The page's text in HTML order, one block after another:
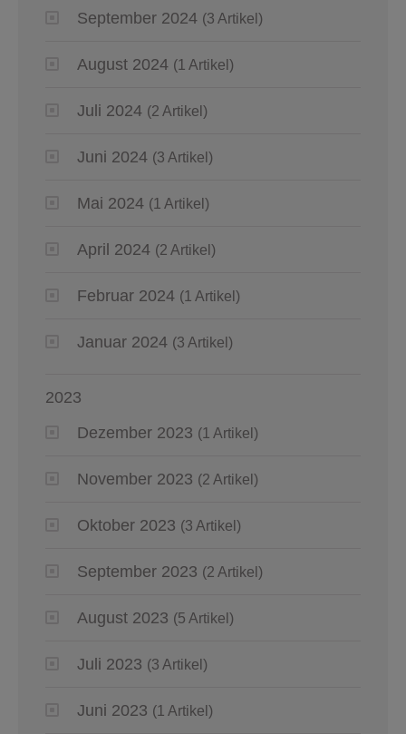
September 2024 (3 Artikel)
August 2024 (1 Artikel)
Juli 2024 (2 Artikel)
Juni 2024 (3 Artikel)
Mai 2024 (1 Artikel)
April 2024 (2 Artikel)
Februar 2024 (1 Artikel)
Januar 2024 (3 Artikel)
2023
Dezember 2023 (1 Artikel)
November 2023 (2 Artikel)
Oktober 2023 (3 Artikel)
September 2023 (2 Artikel)
August 2023 (5 Artikel)
Juli 2023 (3 Artikel)
Juni 2023 (1 Artikel)